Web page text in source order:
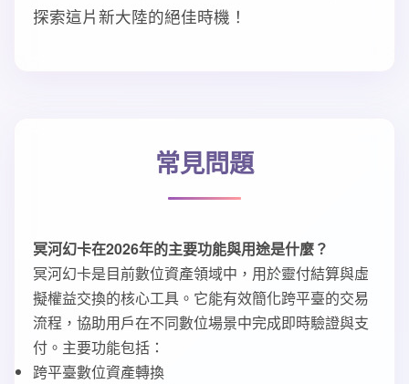
探索這片新大陸的絕佳時機！
常見問題
冥河幻卡在2026年的主要功能與用途是什麼？
冥河幻卡是目前數位資產領域中，用於靈付結算與虛
擬權益交換的核心工具。它能有效簡化跨平臺的交易
流程，協助用戶在不同數位場景中完成即時驗證與支
付。主要功能包括：
跨平臺數位資產轉換